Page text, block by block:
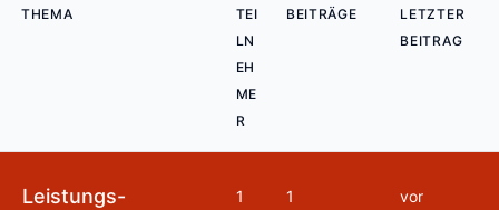
THEMA
TEI
LN
EH
ME
R
BEITRÄGE
LETZTER
BEITRAG
Leistungs-
1 1
vor